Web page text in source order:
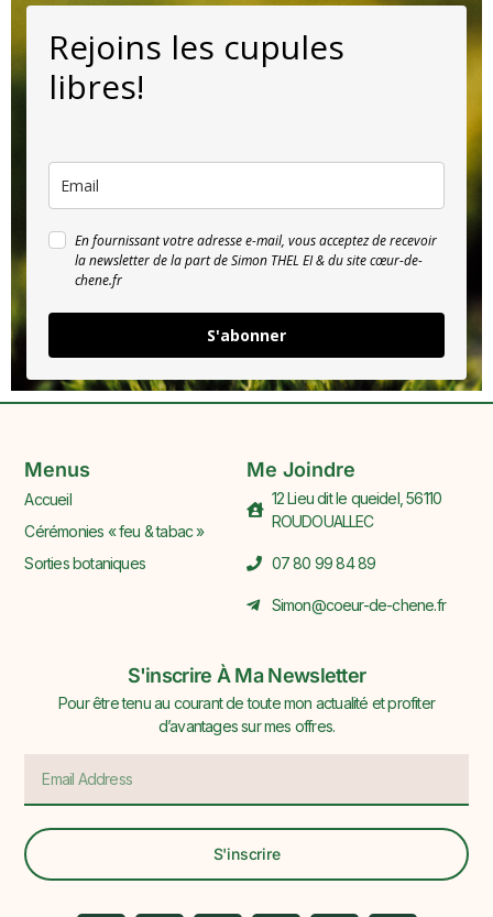
Rejoins les cupules
libres!
En fournissant votre adresse e-mail, vous acceptez de recevoir
la newsletter de la part de Simon THEL EI & du site cœur-de-
chene.fr
S'abonner
Menus
Accueil
Cérémonies « feu & tabac »
Sorties botaniques
Me Joindre
12 Lieu dit le queidel, 56110
ROUDOUALLEC
07 80 99 84 89
Simon@coeur-de-chene.fr
S'inscrire À Ma Newsletter
Pour être tenu au courant de toute mon actualité et profiter
d’avantages sur mes offres.
S'inscrire